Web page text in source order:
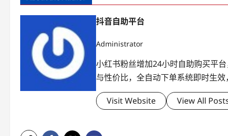
抖音自助平台
Administrator
小红书粉丝增加24小时自助购买平
与性价比，全自动下单系统即时生
Visit Website View All